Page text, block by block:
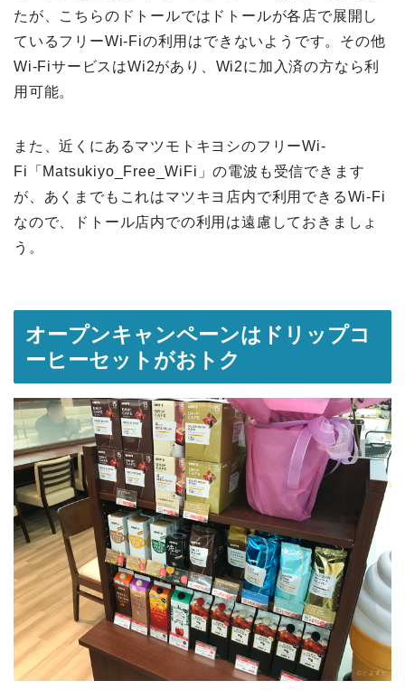
たが、こちらのドトールではドトールが各店で展開し
ているフリーWi-Fiの利用はできないようです。その他
Wi-FiサービスはWi2があり、Wi2に加入済の方なら利
用可能。
また、近くにあるマツモトキヨシのフリーWi-
Fi「Matsukiyo_Free_WiFi」の電波も受信できます
が、あくまでもこれはマツキヨ店内で利用できるWi-Fi
なので、ドトール店内での利用は遠慮しておきましょ
う。
オープンキャンペーンはドリップコ
ーヒーセットがおトク